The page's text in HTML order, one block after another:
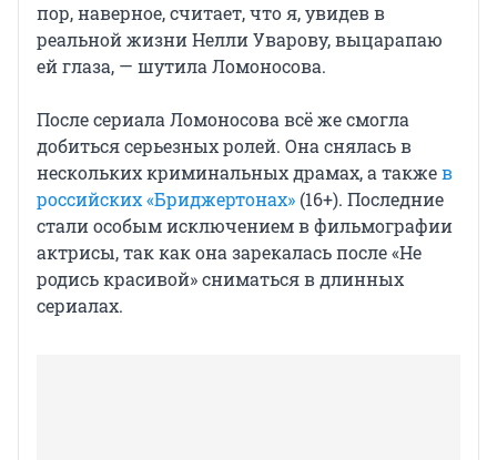
пор, наверное, считает, что я, увидев в
реальной жизни Нелли Уварову, выцарапаю
ей глаза, — шутила Ломоносова.
После сериала Ломоносова всё же смогла
добиться серьезных ролей. Она снялась в
нескольких криминальных драмах, а такжев
российских «Бриджертонах» (16+). Последние
стали особым исключением в фильмографии
актрисы, так как она зарекалась после «Не
родись красивой» сниматься в длинных
сериалах.